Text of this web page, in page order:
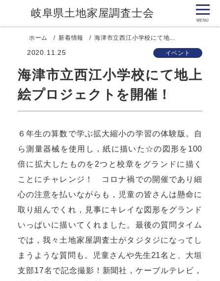
岐阜県土地家屋調査士会
ホーム 新着情報 海津市立西江小学校にて地...
2020.11.25 イベント
海津市立西江小学校にて地上
絵プロジェクトを開催！
６年生の算数で学ぶ拡大縮小の学習の体験版。自
ら測量器械を使用し，紙に描いた☆の図形を100
倍に拡大したものを2つと校章をグランドに描く
ことにチャレンジ！ コロナ禍での開催であり細
心の注意を払いながらも，児童の皆さんは懸命に
取り組んでくれ，見事にキレイな図形をグランド
いっぱいに描いてくれました。最後の質問タイム
では，我々土地家屋調査士がタジタジになってし
まうような質問も。児童さんや先生21名と、大垣
支部17名で記念撮影！新聞社，ケーブルテレビ，